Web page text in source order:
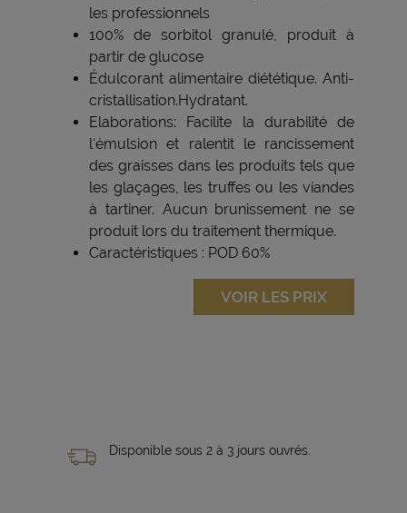
les professionnels
100% de sorbitol granulé, produit à
partir de glucose
Édulcorant alimentaire diététique. Anti-
cristallisation.Hydratant.
Elaborations: Facilite la durabilité de
l'émulsion et ralentit le rancissement
des graisses dans les produits tels que
les glaçages, les truffes ou les viandes
à tartiner. Aucun brunissement ne se
produit lors du traitement thermique.
Caractéristiques : POD 60%
VOIR LES PRIX
Disponible sous 2 à 3 jours ouvrés.